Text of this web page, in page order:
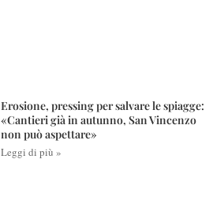
Erosione, pressing per salvare le spiagge:
«Cantieri già in autunno, San Vincenzo
non può aspettare»
Leggi di più »